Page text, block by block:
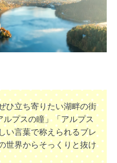
ひ立ち寄りたい湖畔の街
プスの瞳」「アルプス
い言葉で称えられるブレ
世界からそっくりと抜け